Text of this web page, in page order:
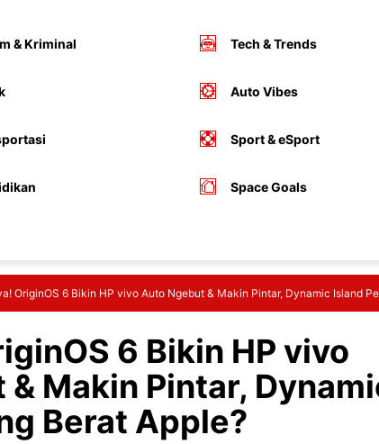
& Kriminal Tech & Trends
Auto Vibes
Sport & eSport
Space Goals
OriginOS 6 Bikin HP vivo Auto Ngebut & Makin Pintar, Dynamic Island
6 Bikin HP vivo
Makin Pintar,
Berat Apple?